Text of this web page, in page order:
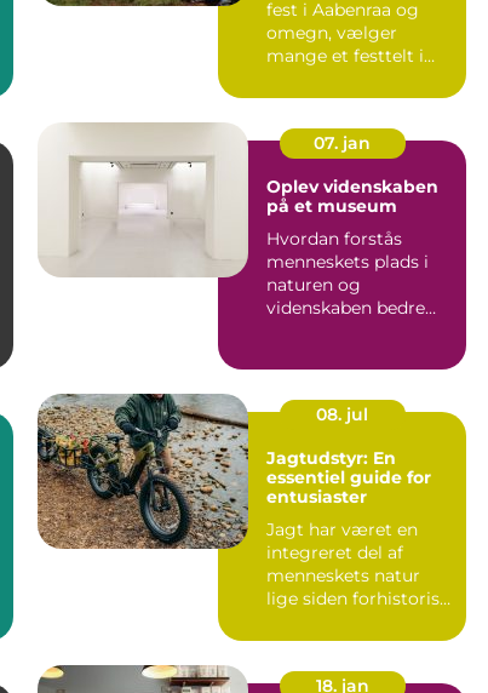
fest i Aabenraa og
omegn, vælger
mange et festtelt i
mark i st...
07. jan
Oplev videnskaben
på et museum
Hvordan forstås
menneskets plads i
naturen og
videnskaben bedre
08. jul
Jagtudstyr: En
essentiel guide for
entusiaster
Jagt har været en
integreret del af
menneskets natur
lige siden forhistorisk
pra...
18. jan